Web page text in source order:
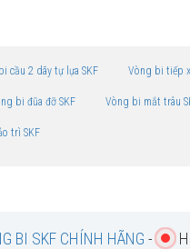
cầu 2 dãy tự lựa SKF Vòng bi tiếp
bi đũa đỡ SKF Vòng bi mắt trâu
trì SKF
BI SKF CHÍNH HÃNG -